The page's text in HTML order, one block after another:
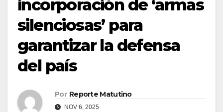
incorporación de ‘armas
silenciosas’ para
garantizar la defensa
del país
Por Reporte Matutino
NOV 6, 2025